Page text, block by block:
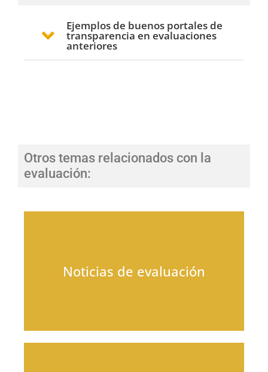
Ejemplos de buenos portales de
transparencia en evaluaciones
anteriores
Otros temas relacionados con la
evaluación:
Noticias de evaluación